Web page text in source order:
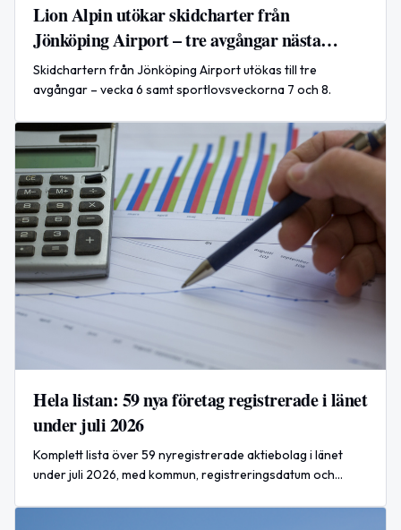
Lion Alpin utökar skidcharter från
Jönköping Airport – tre avgångar nästa
vinter
Skidchartern från Jönköping Airport utökas till tre
avgångar – vecka 6 samt sportlovsveckorna 7 och 8.
Hela listan: 59 nya företag registrerade i länet
under juli 2026
Komplett lista över 59 nyregistrerade aktiebolag i länet
under juli 2026, med kommun, registreringsdatum och